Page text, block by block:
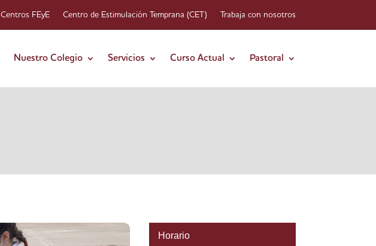
Centros FEyE Centro de Estimulación Temprana (CET) Trabaja con nosotros
Nuestro Colegio Servicios Curso Actual Pastoral
Horario